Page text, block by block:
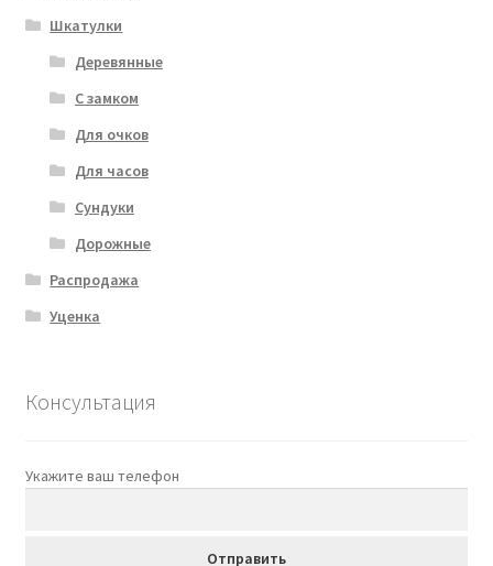
Шкатулки
Деревянные
С замком
Для очков
Для часов
Сундуки
Дорожные
Распродажа
Уценка
Консультация
Укажите ваш телефон